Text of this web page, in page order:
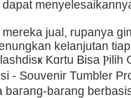
dapat
mereka jual, rupanya
kelanjutan
Kɑrtu Bisa Ⲣilih
- Souvenir Tumbler
baгang-barang